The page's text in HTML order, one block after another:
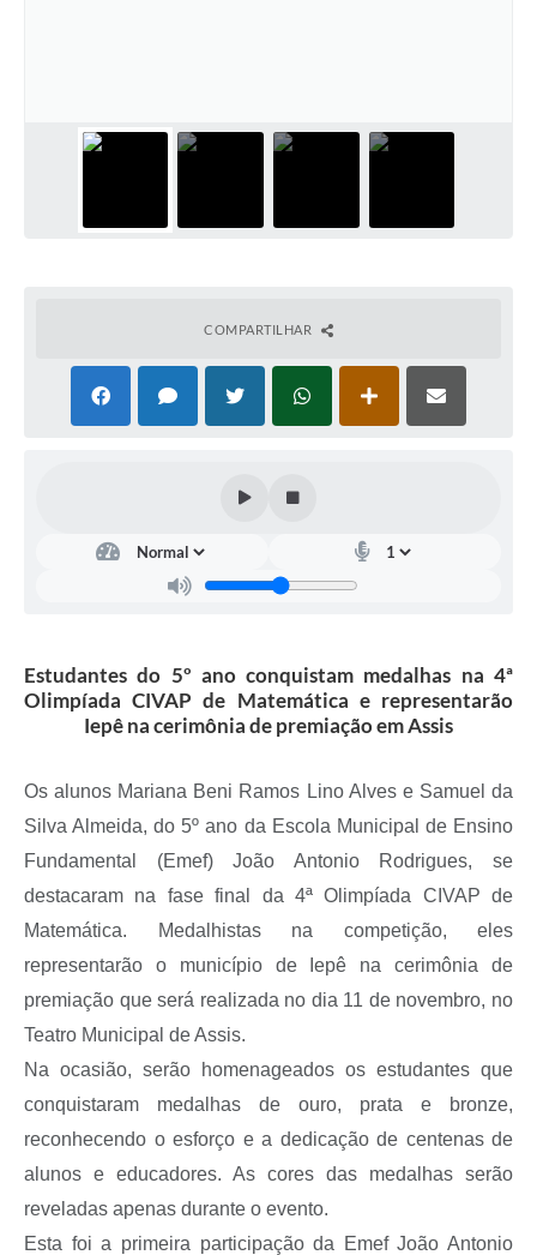
Legislação
Acessibilidade
Secretarias
A Prefeitura
Serviço de Informação ao Cidadão (SIC)
COMPARTILHAR
Estudantes do 5º ano conquistam medalhas na 4ª
Olimpíada CIVAP de Matemática e representarão
Iepê na cerimônia de premiação em Assis
Os alunos Mariana Beni Ramos Lino Alves e Samuel da
Silva Almeida, do 5º ano da Escola Municipal de Ensino
Fundamental (Emef) João Antonio Rodrigues, se
destacaram na fase final da 4ª Olimpíada CIVAP de
Matemática. Medalhistas na competição, eles
representarão o município de Iepê na cerimônia de
premiação que será realizada no dia 11 de novembro, no
Teatro Municipal de Assis.
Na ocasião, serão homenageados os estudantes que
conquistaram medalhas de ouro, prata e bronze,
reconhecendo o esforço e a dedicação de centenas de
alunos e educadores. As cores das medalhas serão
reveladas apenas durante o evento.
Esta foi a primeira participação da Emef João Antonio